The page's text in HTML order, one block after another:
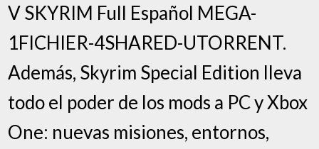
V SKYRIM Full Español MEGA-
1FICHIER-4SHARED-UTORRENT.
Además, Skyrim Special Edition lleva
todo el poder de los mods a PC y Xbox
One: nuevas misiones, entornos,